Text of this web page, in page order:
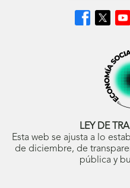
Síguenos
en
ventana
Síguenos
en
abrirá
en
ventana
nueva)
en
en
LEY DE
Esta web se ajusta a lo
de diciembre, de
pública y